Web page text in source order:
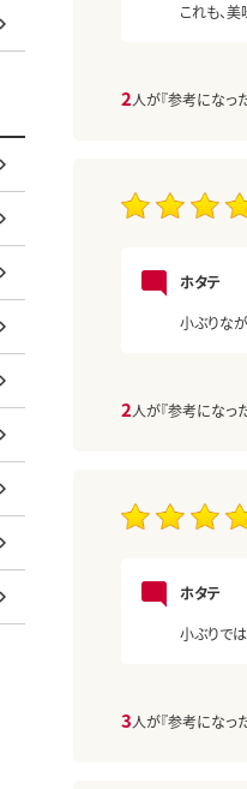
これも、美
2人が『参考になっ
ホタテ
小ぶりな
2人が『参考になっ
ホタテ
小ぶりで
3人が『参考になっ